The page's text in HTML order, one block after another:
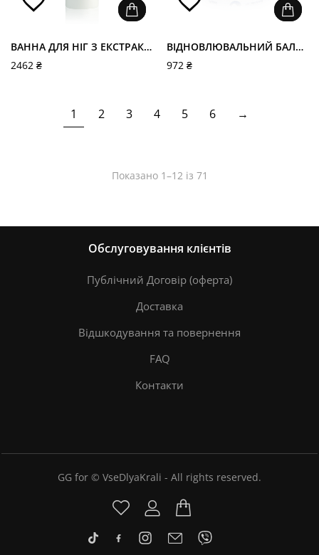
ВАННА ДЛЯ НІГ З ЕКСТРАКТОМ МЕЛІСИ (FUSSBAD MELISSE) PEDIBAEHR
2462 ₴
ВІДНОВЛЮВАЛЬНИЙ БАЛЬЗАМ З САЛІЦИЛОВОЮ КИСЛОТОЮ (HORNHAUT-REDUZIERBALSAM) PEDIBAEHR
972 ₴
1 2 3 4 5 6 →
Показано 1–12 із 71
Обслуговування клієнтів
Публічний Договір (оферта)
Доставка
Відшкодування та повернення
FAQ
Контакти
GG for © VseDlyaKrali - All rights reserved.